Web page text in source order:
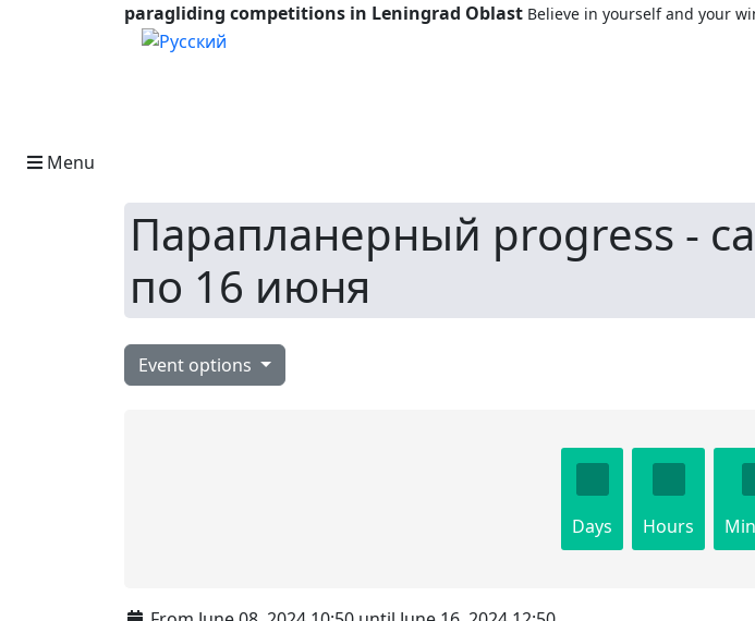
paragliding competitions in Leningrad Oblast Believe in yourself and your
Select your language
Menu
Парапланерный progress -
по 16 июня
Event options
Days Hours